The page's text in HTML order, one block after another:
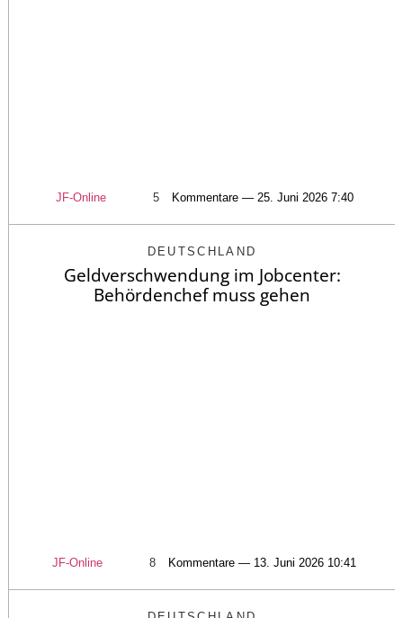
JF-Online 5 Kommentare — 25. Juni 2026 7:40
DEUTSCHLAND
Geldverschwendung im Jobcenter:
Behördenchef muss gehen
JF-Online 8 Kommentare — 13. Juni 2026 10:41